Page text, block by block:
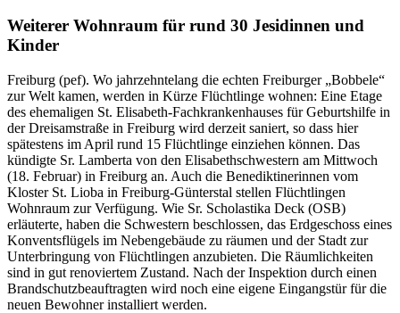
Weiterer Wohnraum für rund 30 Jesidinnen und
Kinder
Freiburg (pef). Wo jahrzehntelang die echten Freiburger „Bobbele“
zur Welt kamen, werden in Kürze Flüchtlinge wohnen: Eine Etage
des ehemaligen St. Elisabeth-Fachkrankenhauses für Geburtshilfe in
der Dreisamstraße in Freiburg wird derzeit saniert, so dass hier
spätestens im April rund 15 Flüchtlinge einziehen können. Das
kündigte Sr. Lamberta von den Elisabethschwestern am Mittwoch
(18. Februar) in Freiburg an. Auch die Benediktinerinnen vom
Kloster St. Lioba in Freiburg-Günterstal stellen Flüchtlingen
Wohnraum zur Verfügung. Wie Sr. Scholastika Deck (OSB)
erläuterte, haben die Schwestern beschlossen, das Erdgeschoss eines
Konventsflügels im Nebengebäude zu räumen und der Stadt zur
Unterbringung von Flüchtlingen anzubieten. Die Räumlichkeiten
sind in gut renoviertem Zustand. Nach der Inspektion durch einen
Brandschutzbeauftragten wird noch eine eigene Eingangstür für die
neuen Bewohner installiert werden.